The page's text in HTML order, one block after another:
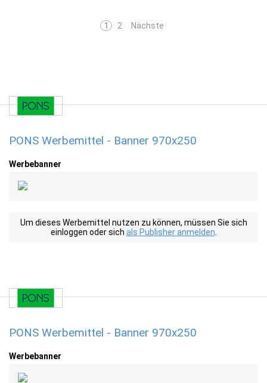
1 2 Nächste
PONS Werbemittel - Banner 970x250
Werbebanner
Um dieses Werbemittel nutzen zu können, müssen Sie sich
einloggen oder sich als Publisher anmelden
PONS Werbemittel - Banner 970x250
Werbebanner